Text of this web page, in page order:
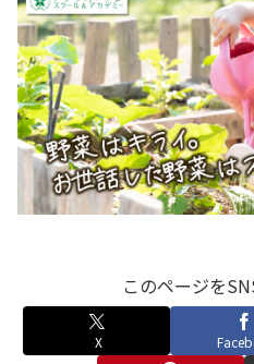
このページを
X